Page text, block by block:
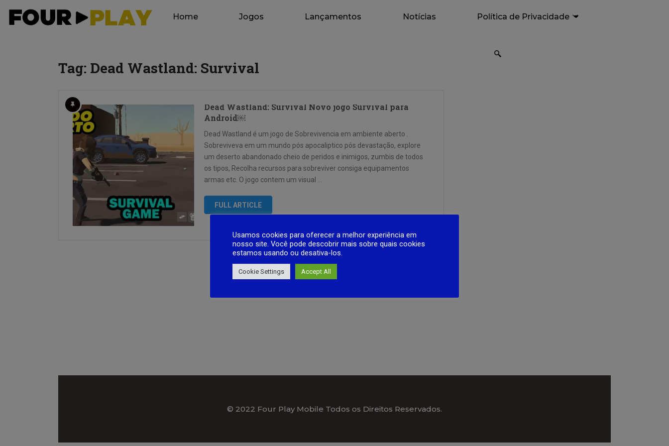
Home Jogos Lançamentos Notícias Política de Privacidade
Tag: Dead Wastland: Survival
Dead Wastland: Survival Novo jogo Survival para
Android￼
Dead Wastland é um jogo de Sobrevivencia em ambiente aberto .
Sobreviveva em um mundo pós apocaliptico pós devastação, explore
um deserto abandonado cheio de peridos e inimigos, zumbis de todos
os tipos, Recolha recursos para sobreviver consiga equipamentos
armas etc. O jogo contem um visual …
FULL ARTICLE
© 2022 Four Play Mobile Todos os Direitos Reservados.
Usamos cookies para oferecer a melhor experiência em
nosso site. Você pode descobrir mais sobre quais cookies
estamos usando ou desativa-los.
Cookie Settings Accept All